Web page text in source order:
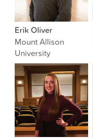
Erik Oliver
Mount Allison
University